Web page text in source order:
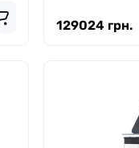
129024 грн.